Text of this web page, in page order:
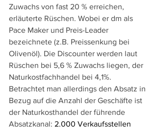
Zuwachs von fast 20 % erreichen,
erläuterte Rüschen. Wobei er dm als
Pace Maker und Preis-Leader
bezeichnete (z.B. Preissenkung bei
Olivenöl). Die Discounter werden laut
Rüschen bei 5,6 % Zuwachs liegen, der
Naturkostfachhandel bei 4,1%.
Betrachtet man allerdings den Absatz in
Bezug auf die Anzahl der Geschäfte ist
der Naturkosthandel der führende
Absatzkanal: 2.000 Verkaufsstellen